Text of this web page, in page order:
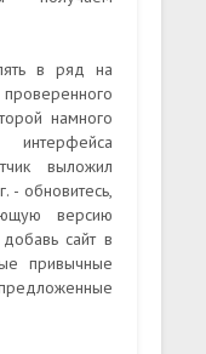
в ряд на
намного
выложил
- обновитесь,
версию
сайт в
привычные